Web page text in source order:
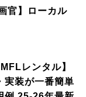
官】ローカル
レンタル】
装が一番簡単